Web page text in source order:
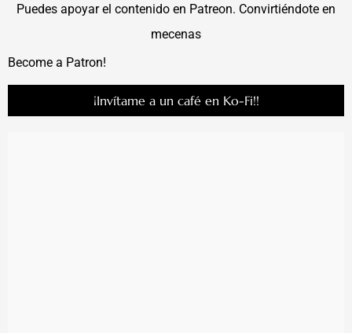
Puedes apoyar el contenido en Patreon. Convirtiéndote en
mecenas
Become a Patron!
¡Invítame a un café en Ko-Fi!!